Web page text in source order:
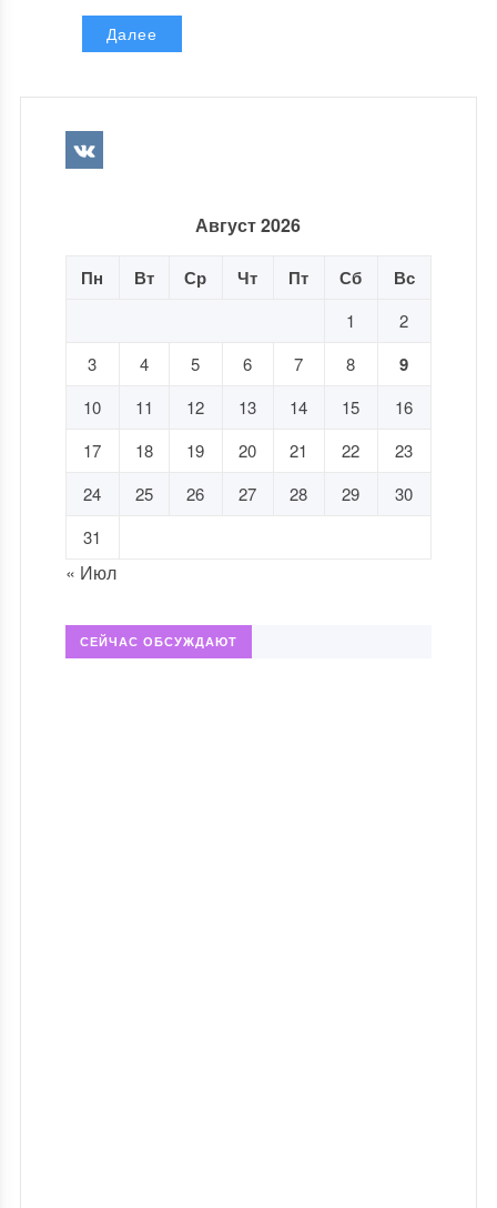
Далее
Август 2026
Пн Вт Ср Чт Пт Сб Вс
1
2
3
4 5 6 7 8 9
10 11 12 13 14 15
16
17
18 19 20 21 22
23
24
25 26 27 28 29
30
31
« Июл
СЕЙЧАС ОБСУЖДАЮТ